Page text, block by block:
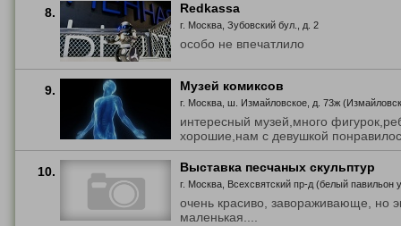
8. Redkassa
г. Москва, Зубовский бул., д. 2
особо не впечатлило
9. Музей комиксов
г. Москва, ш. Измайловское, д. 73ж
интересный музей,много
хорошие,нам с девушкой
10. Выставка песчаных скульптур
г. Москва, Всехсвятский пр-д (белый павильон
очень красиво, завораживающе, но
маленькая....